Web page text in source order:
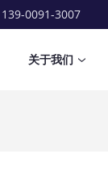
139-0091-3007
关于我们